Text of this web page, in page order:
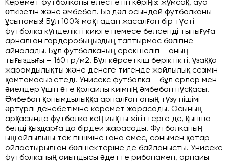
Керемет футболканы елестетіп көріңіз: жұмсақ, ауа
өткізетін және әмбебап. Біз дәл осындай футболканы
ұсынамыз! Бұл 100% мақтадан жасалған бір түсті
футболка күнделікті киюге немесе белсенді тынығуға
арналған гардеробыңыздың таптырмас бөлігіне
айналады. Бұл футболканың ерекшелігі – оның
тығыздығы – 160 гр/м2. Бұл көрсеткіш беріктікті, ұзаққа
жарамдылықты және денеге тигенде жайлылық сезімін
қамтамасыз етеді. Унисекс футболка – бұл ерлер мен
әйелдер үшін өте қолайлы киімнің әмбебап нұсқасы.
Әмбебап қонымдылыққа арналған оның түзу пішімі
әртүрлі денебетіміне керемет жарасады. Осының
арқасында футболка кең иықты жігіттерге де, қыпша
белді қыздарға да бірдей жарасады. Футболканың
ыңғайлылығы тек пішіміне ғана емес, сонымен қатар
ойластырылған бөлшектеріне де байланысты. Унисекс
футболканың ойындысы әдетте рибанамен, арнайы